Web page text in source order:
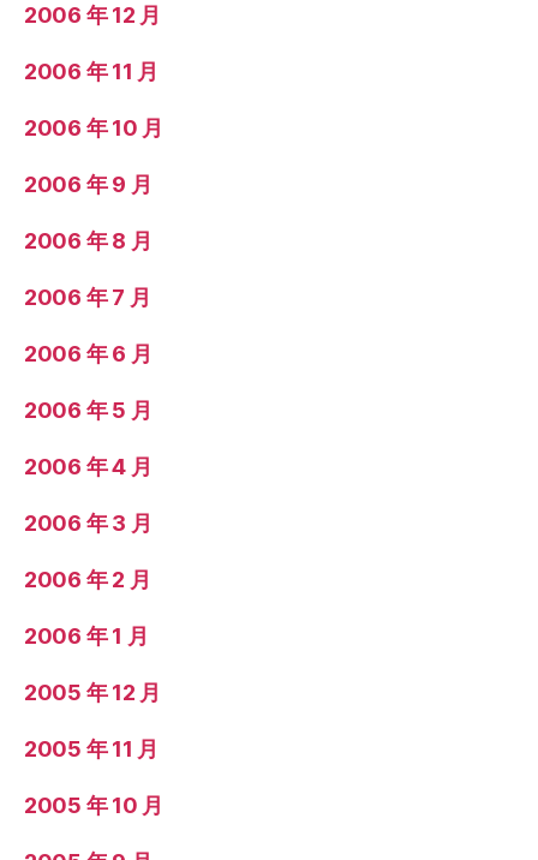
2006 年 12 月
2006 年 11 月
2006 年 10 月
2006 年 9 月
2006 年 8 月
2006 年 7 月
2006 年 6 月
2006 年 5 月
2006 年 4 月
2006 年 3 月
2006 年 2 月
2006 年 1 月
2005 年 12 月
2005 年 11 月
2005 年 10 月